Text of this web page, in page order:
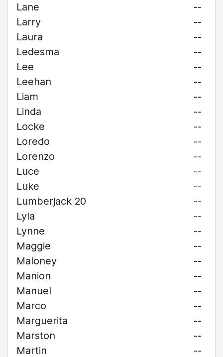
Lane
--
Larry
--
Laura
--
Ledesma
--
Lee
--
Leehan
--
Liam
--
Linda
--
Locke
--
Loredo
--
Lorenzo
--
Luce
--
Luke
--
Lumberjack 20
--
Lyla
--
Lynne
--
Maggie
--
Maloney
--
Manion
--
Manuel
--
Marco
--
Marguerita
--
Marston
--
Martin
--